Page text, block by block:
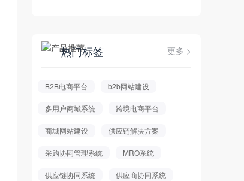
热门标签 更多 >
B2B电商平台 b2b网站建设
多用户商城系统 跨境电商平台
商城网站建设 供应链解决方案
采购协同管理系统 MRO系统
供应链协同系统 供应商协同系统